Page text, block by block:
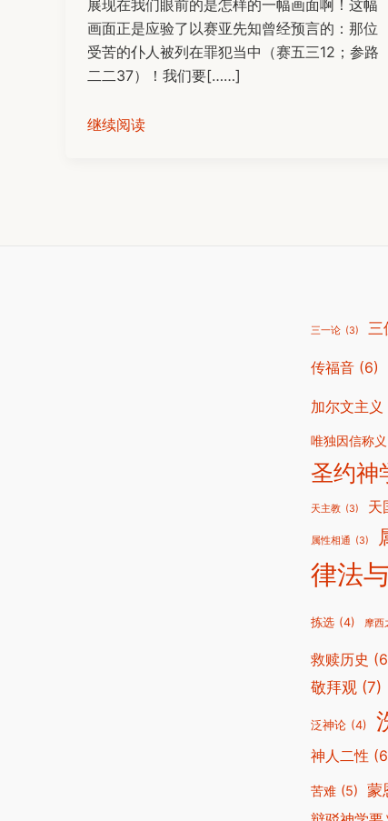
展现在我们眼前的是怎样的一幅画面啊！这幅
画面正是应验了以赛亚先知曾经预言的：那位
受苦的仆人被列在罪犯当中（赛五三12；参路
二二37）！我们要[……]
继续阅读
三一论 (3) 三
传福音 (6)
加尔文主义
唯独因信称义
圣约神
天主教 (3) 天
属性相通 (3)
律法
拣选 (4) 摩西
救赎历史
敬拜观 (7)
泛神论 (4)
神人二性
苦难 (5) 蒙